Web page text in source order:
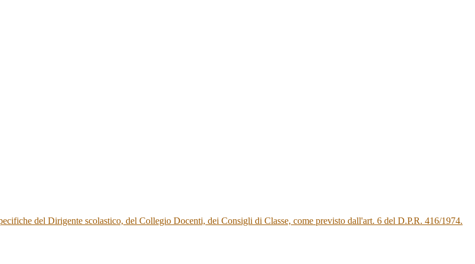
del Dirigente scolastico, del Collegio Docenti, dei Consigli di Classe, come previsto dall'art. 6 del D.P.R. 416/1974.